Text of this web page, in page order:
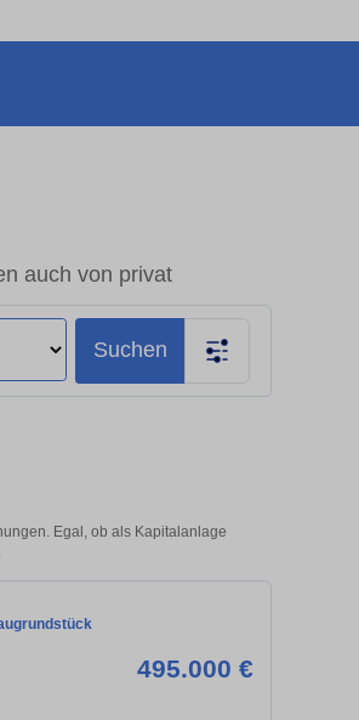
auch von privat
Suchen
Egal, ob als Kapitalanlage
495.000 €